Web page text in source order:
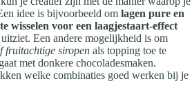
idee is bijvoorbeeld om lagen pure en
wisselen voor een laagjestaart-effect
Een andere mogelijkheid is om
fruitachtige siropen als topping toe te
met donkere chocoladesmaken.
welke combinaties goed werken bij je